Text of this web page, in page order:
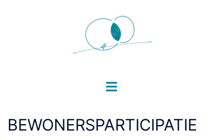
BEWONERSPARTICIPATIE